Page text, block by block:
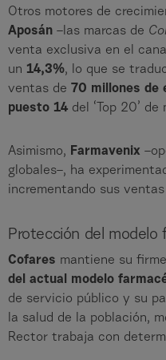
Otros motores de
Aposán –las marcas de
venta exclusiva en el
un 14,3%, lo que se
ventas de 70 millones de
puesto 14 del ‘Top 20’
Asimismo, Farmavenix
globales–, ha
incrementando sus ventas
Protección del modelo
Cofares mantiene su
del actual modelo
de servicio público y su
la salud de la población,
Rector trabaja con